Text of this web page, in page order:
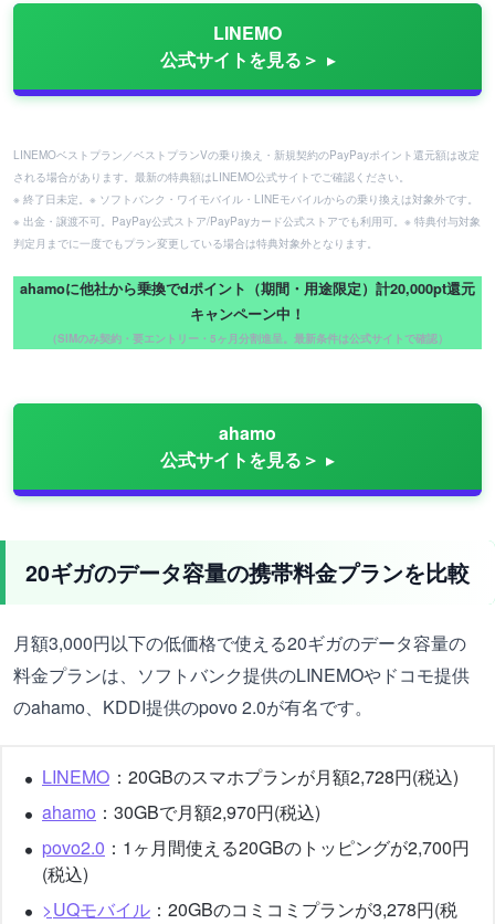
LINEMO
公式サイトを見る＞
LINEMOベストプラン／ベストプランVの乗り換え・新規契約のPayPayポイント還元額は改定
される場合があります。最新の特典額はLINEMO公式サイトでご確認ください。
※ 終了日未定。※ ソフトバンク・ワイモバイル・LINEモバイルからの乗り換えは対象外です。
※ 出金・譲渡不可。PayPay公式ストア/PayPayカード公式ストアでも利用可。※ 特典付与対象
判定月までに一度でもプラン変更している場合は特典対象外となります。
ahamoに他社から乗換でdポイント（期間・用途限定）計20,000pt還元
キャンペーン中！
（SIMのみ契約・要エントリー・5ヶ月分割進呈。最新条件は公式サイトで確認）
ahamo
公式サイトを見る＞
20ギガのデータ容量の携帯料金プランを比較
月額3,000円以下の低価格で使える20ギガのデータ容量の
料金プランは、ソフトバンク提供のLINEMOやドコモ提供
のahamo、KDDI提供のpovo 2.0が有名です。
LINEMO ：20GBのスマホプランが月額2,728円(税込)
ahamo ：30GBで月額2,970円(税込)
povo2.0 ：1ヶ月間使える20GBのトッピングが2,700円
(税込)
>UQモバイル ：20GBのコミコミプランが3,278円(税